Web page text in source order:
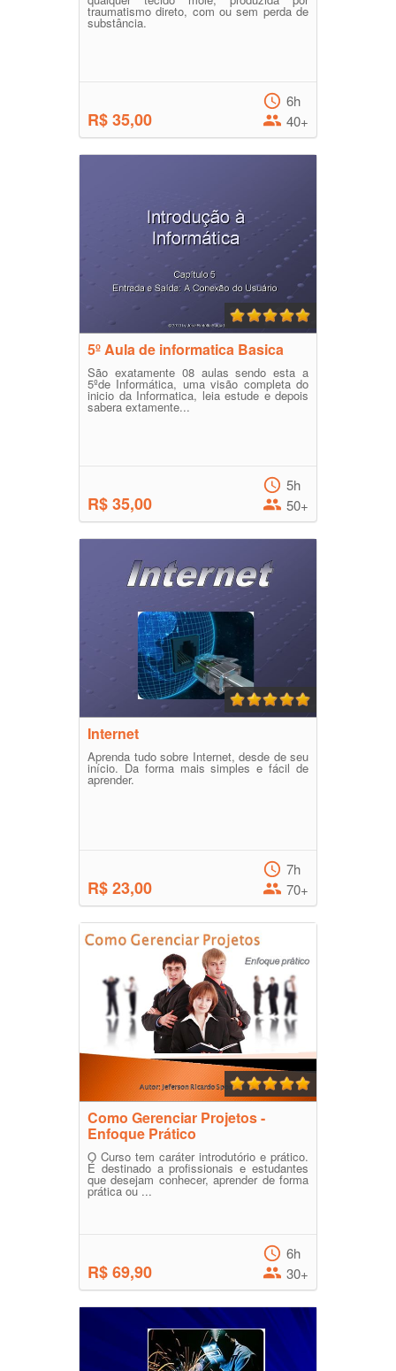
traumatismo direto, com ou sem perda de
substância.
R$ 35,00
6h
40+
5º Aula de informatica Basica
São exatamente 08 aulas sendo esta a
5ºde Informática, uma visão completa do
inicio da Informatica, leia estude e depois
sabera extamente...
R$ 35,00
5h
50+
Internet
Aprenda tudo sobre Internet, desde de seu
início. Da forma mais simples e fácil de
aprender.
R$ 23,00
7h
70+
Como Gerenciar Projetos -
Enfoque Prático
O Curso tem caráter introdutório e prático.
É destinado a profissionais e estudantes
que desejam conhecer, aprender de forma
prática ou ...
R$ 69,90
6h
30+